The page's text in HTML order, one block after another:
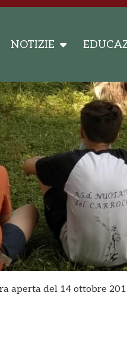
NOTIZIE
aperta del 14 ottobre